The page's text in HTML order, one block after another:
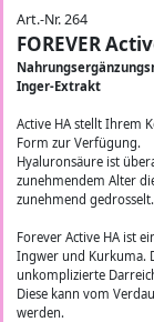
Art.-Nr. 264
FOREVER
Inger-Extrakt
Active HA stellt Ihrem
Form zur Verfügung.
Hyaluronsäure ist
zunehmendem Alter
zunehmend gedrosselt.
Forever Active HA ist
Ingwer und Kurkuma.
unkomplizierte
Diese kann vom
werden.